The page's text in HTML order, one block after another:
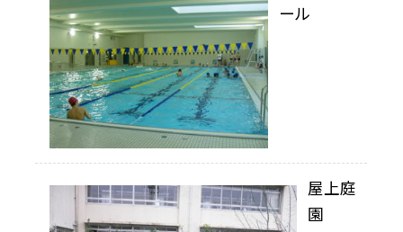
ール
屋上庭
園